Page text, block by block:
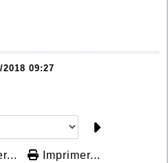
2018 09:27
Imprimer...